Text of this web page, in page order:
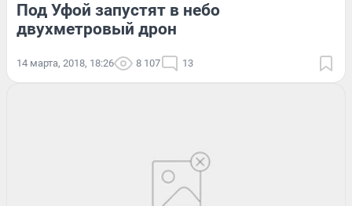
Под Уфой запустят в небо
двухметровый дрон
14 марта, 2018, 18:26 8 107 13